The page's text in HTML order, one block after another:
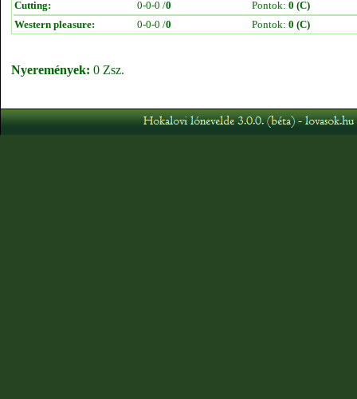
Cutting:
0-0-0 /0 Pontok: 0 (C)
Western pleasure:
0-0-0 /0 Pontok: 0 (C)
Nyeremények: 0 Zsz.